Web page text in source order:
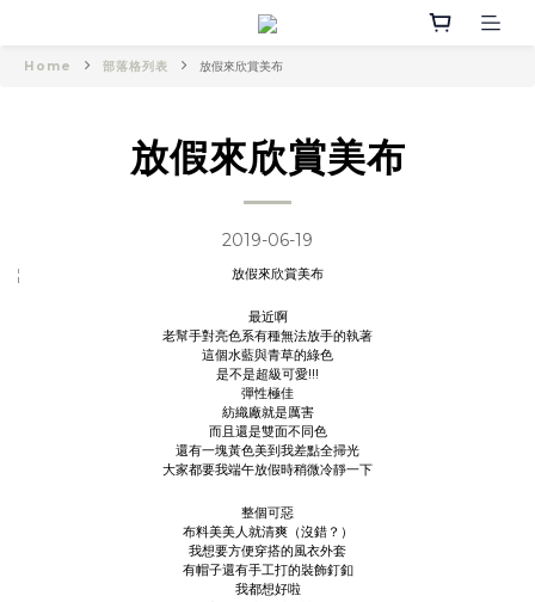
Home 部落格列表 放假來欣賞美布
放假來欣賞美布
2019-06-19
最近啊
老幫手對亮色系有種無法放手的執著
這個水藍與青草的綠色
是不是超級可愛!!!
彈性極佳
紡織廠就是厲害
而且還是雙面不同色
還有一塊黃色美到我差點全掃光
大家都要我端午放假時稍微冷靜一下
整個可惡
布料美美人就清爽（沒錯？）
我想要方便穿搭的風衣外套
有帽子還有手工打的裝飾釘釦
我都想好啦